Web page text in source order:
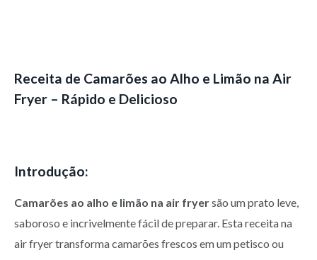
Receita de Camarões ao Alho e Limão na Air
Fryer – Rápido e Delicioso
Introdução:
Camarões ao alho e limão na air fryersão um prato leve,
saboroso e incrivelmente fácil de preparar. Esta receita na
air fryer transforma camarões frescos em um petisco ou